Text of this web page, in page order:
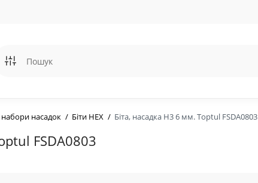
набори насадок Біти HEX Біта, насадка H3 6 мм. Toptul FSDA0803
FSDA0803